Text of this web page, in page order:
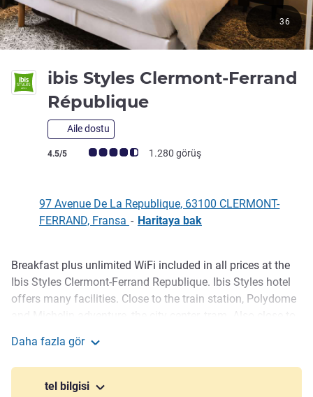
ibis Styles Clermont-Ferrand
République
Aile dostu
Avis müşterileri puanı (ALL Puanlama)
4.5/5 1.280 görüş
36
97 Avenue De La Republique, 63100 CLERMONT-
FERRAND, Fransa - Haritaya bak
Açıklama
Breakfast plus unlimited WiFi included in all prices at the
Ibis Styles Clermont-Ferrand Republique. Ibis Styles hotel
offers many facilities. Close to the train station, Polydome
outside for meeting before and after ASM matches. The 55
rooms and common areas will welcome you with a Ovalia
Daha fazla gör
tel bilgisi